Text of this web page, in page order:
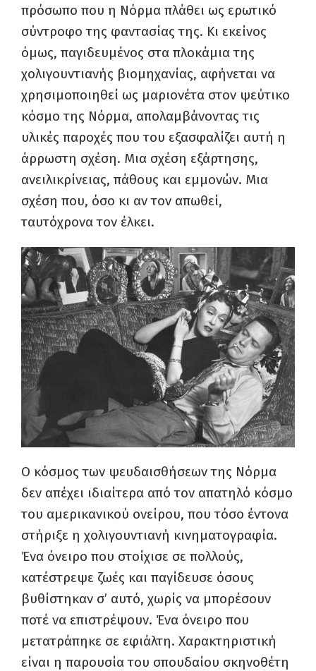
πρόσωπο που η Νόρμα πλάθει ως ερωτικό
σύντροφο της φαντασίας της. Κι εκείνος
όμως, παγιδευμένος στα πλοκάμια της
χολιγουντιανής βιομηχανίας, αφήνεται να
χρησιμοποιηθεί ως μαριονέτα στον ψεύτικο
κόσμο της Νόρμα, απολαμβάνοντας τις
υλικές παροχές που του εξασφαλίζει αυτή η
άρρωστη σχέση. Μια σχέση εξάρτησης,
ανειλικρίνειας, πάθους και εμμονών. Μια
σχέση που, όσο κι αν τον απωθεί,
ταυτόχρονα τον έλκει.
Ο κόσμος των ψευδαισθήσεων της Νόρμα
δεν απέχει ιδιαίτερα από τον απατηλό κόσμο
του αμερικανικού ονείρου, που τόσο έντονα
στήριξε η χολιγουντιανή κινηματογραφία.
Ένα όνειρο που στοίχισε σε πολλούς,
κατέστρεψε ζωές και παγίδευσε όσους
βυθίστηκαν σ’ αυτό, χωρίς να μπορέσουν
ποτέ να επιστρέψουν. Ένα όνειρο που
μετατράπηκε σε εφιάλτη. Χαρακτηριστική
είναι η παρουσία του σπουδαίου σκηνοθέτη